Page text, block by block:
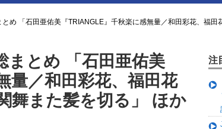
め 「石田亜佑美『TRIANGLE』千秋楽に感無量／和田彩花、福
まとめ 「石田亜佑美
量／和田彩花、福田花
舞また髪を切る」 ほか
注